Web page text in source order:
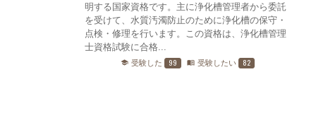
明する国家資格です。主に浄化槽管理者から委託
を受けて、水質汚濁防止のために浄化槽の保守・
点検・修理を行います。この資格は、浄化槽管理
士資格試験に合格...
school 受験した 99 menu_book 受験したい 82